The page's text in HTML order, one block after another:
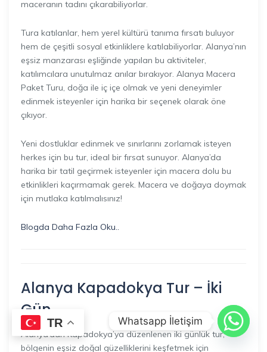
maceranın tadını çıkarabiliyorlar.
Tura katılanlar, hem yerel kültürü tanıma fırsatı buluyor
hem de çeşitli sosyal etkinliklere katılabiliyorlar. Alanya’nın
eşsiz manzarası eşliğinde yapılan bu aktiviteler,
katılımcılara unutulmaz anılar bırakıyor. Alanya Macera
Paket Turu, doğa ile iç içe olmak ve yeni deneyimler
edinmek isteyenler için harika bir seçenek olarak öne
çıkıyor.
Yeni dostluklar edinmek ve sınırlarını zorlamak isteyen
herkes için bu tur, ideal bir fırsat sunuyor. Alanya’da
harika bir tatil geçirmek isteyenler için macera dolu bu
etkinlikleri kaçırmamak gerek. Macera ve doğaya doymak
için mutlaka katılmalısınız!
Blogda Daha Fazla Oku..
Alanya Kapadokya Tur – İki
Gün
Alanya’dan Kapadokya’ya düzenlenen iki günlük tur,
bölgenin eşsiz doğal güzelliklerini keşfetmek için
TR Whatsapp İletişim